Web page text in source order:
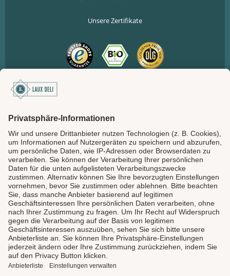
Unsere Zertifikate
SICHER BEZAHLEN
LAUX DELI
SERVICE
GENIESSEN